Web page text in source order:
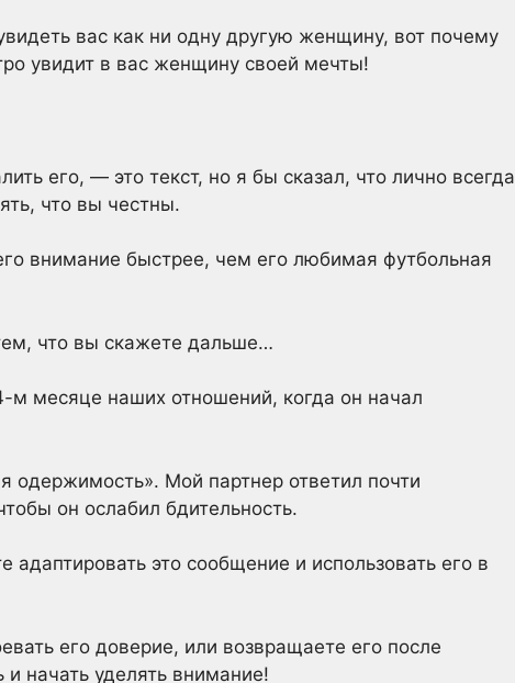
вас как ни одну другую женщину, вот почему
увидит в вас женщину своей мечты!
его, — это текст, но я бы сказал, что лично всегда
что вы честны.
внимание быстрее, чем его любимая футбольная
что вы скажете дальше…
м месяце наших отношений, когда он начал
одержимость». Мой партнер ответил почти
он ослабил бдительность.
это сообщение и использовать его в
его доверие, или возвращаете его после
и начать уделять внимание!